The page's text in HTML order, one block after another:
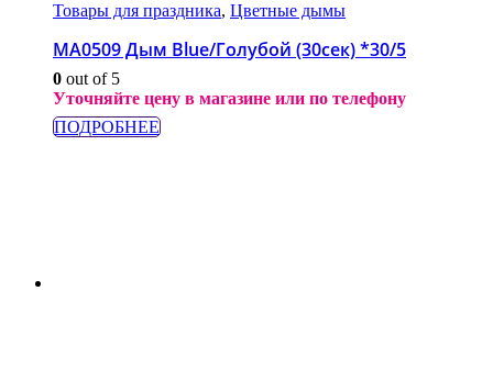
Товары для праздника, Цветные дымы
МА0509 Дым Blue/Голубой (30сек) *30/5
0 out of 5
Уточняйте цену в магазине или по телефону
ПОДРОБНЕЕ